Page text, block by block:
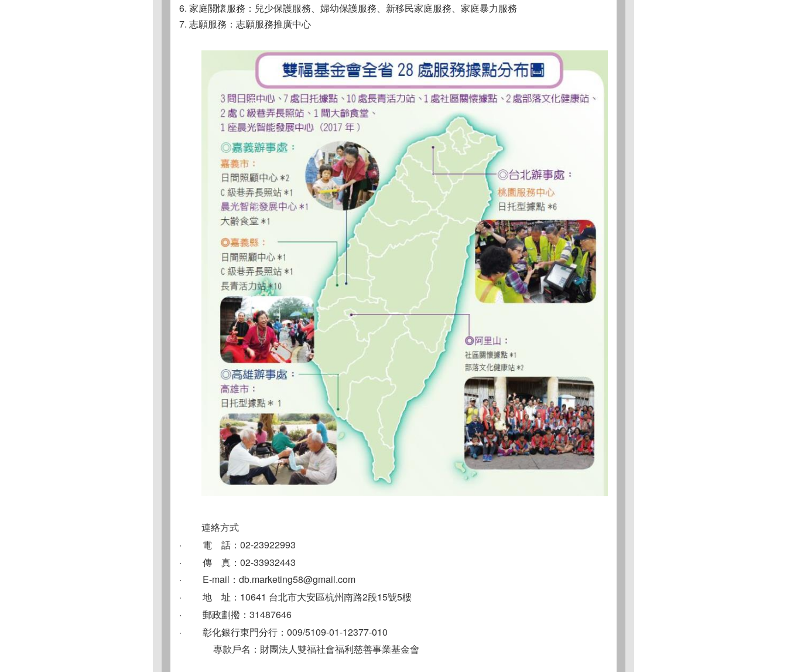
6. 家庭關懷服務：兒少保護服務、婦幼保護服務、新移民家庭服務、家庭暴力服務
7. 志願服務：志願服務推廣中心
連絡方式
· 電 話：02-23922993
· 傳 真：02-33932443
· E-mail： db.marketing58@gmail.com
· 地 址：10641 台北市大安區杭州南路2段15號5樓
· 郵政劃撥：31487646
· 彰化銀行東門分行：009/5109-01-12377-010
專款戶名：財團法人雙福社會福利慈善事業基金會